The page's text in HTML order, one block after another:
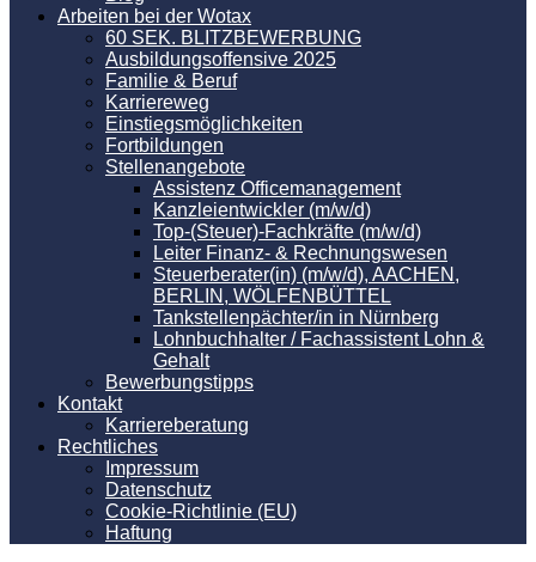
Arbeiten bei der Wotax
60 SEK. BLITZBEWERBUNG
Ausbildungsoffensive 2025
Familie & Beruf
Karriereweg
Einstiegsmöglichkeiten
Fortbildungen
Stellenangebote
Assistenz Officemanagement
Kanzleientwickler (m/w/d)
Top-(Steuer)-Fachkräfte (m/w/d)
Leiter Finanz- & Rechnungswesen
Steuerberater(in) (m/w/d), AACHEN,
BERLIN, WÖLFENBÜTTEL
Tankstellenpächter/in in Nürnberg
Lohnbuchhalter / Fachassistent Lohn &
Gehalt
Bewerbungstipps
Kontakt
Karriereberatung
Rechtliches
Impressum
Datenschutz
Cookie-Richtlinie (EU)
Haftung